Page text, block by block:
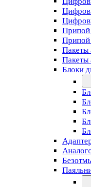
Припой
Пакеты
Пакеты
Блоки